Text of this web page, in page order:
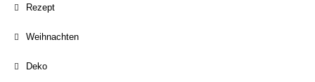
Rezept
Weihnachten
Deko